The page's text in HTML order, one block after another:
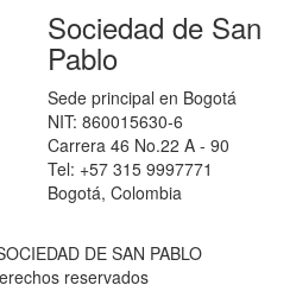
Sociedad de San
Pablo
Sede principal en Bogotá
NIT: 860015630-6
Carrera 46 No.22 A - 90
Tel: +57 315 9997771
Bogotá, Colombia
DE SAN PABLO
reservados